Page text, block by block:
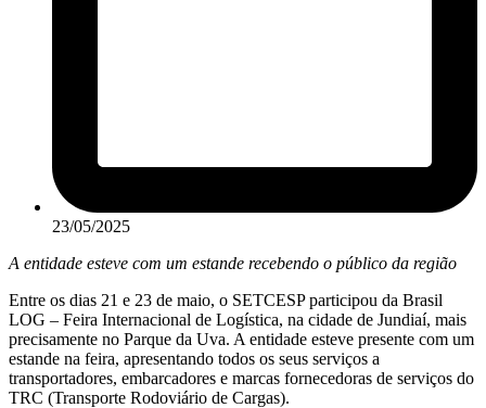
23/05/2025
A entidade esteve com um estande recebendo o público da região
Entre os dias 21 e 23 de maio, o SETCESP participou da Brasil
LOG – Feira Internacional de Logística, na cidade de Jundiaí, mais
precisamente no Parque da Uva. A entidade esteve presente com um
estande na feira, apresentando todos os seus serviços a
transportadores, embarcadores e marcas fornecedoras de serviços do
TRC (Transporte Rodoviário de Cargas).